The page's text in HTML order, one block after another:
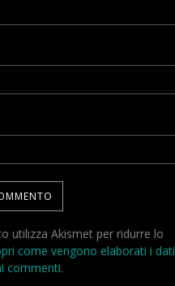
utilizza Akismet per ridurre lo
come vengono elaborati i dati
commenti.